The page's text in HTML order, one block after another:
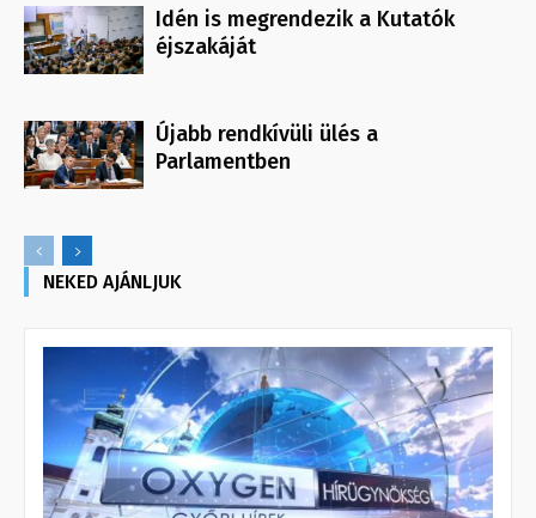
Idén is megrendezik a Kutatók
éjszakáját
Újabb rendkívüli ülés a
Parlamentben
NEKED AJÁNLJUK